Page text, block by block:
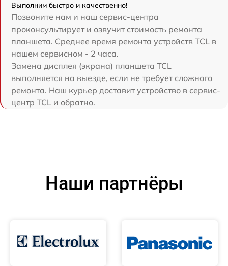
Выполним быстро и качественно!
Позвоните нам и наш сервис-центра
проконсультирует и озвучит стоимость ремонта
планшета. Среднее время ремонта устройств TCL в
нашем сервисном - 2 часа.
Замена дисплея (экрана) планшета TCL
выполняется на выезде, если не требует сложного
ремонта. Наш курьер доставит устройство в сервис-
центр TCL и обратно.
Наши партнёры